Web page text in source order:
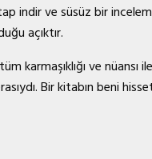
indir ve süsüz bir
açıktır.
karmaşıklığı ve
Bir kitabın beni